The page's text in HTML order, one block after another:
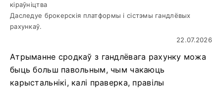
кіраўніцтва
Даследуе брокерскія платформы і сістэмы гандлёвых
рахункаў.
22.07.2026
Атрыманне сродкаў з гандлёвага рахунку можа
быць больш павольным, чым чакаюць
карыстальнікі, калі праверка, правілы